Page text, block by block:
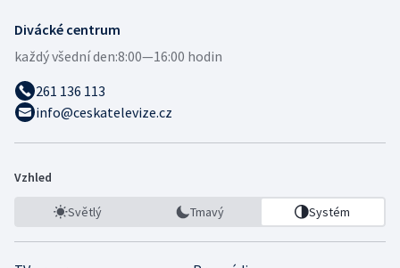
Divácké centrum
každý všední den:8:00—16:00 hodin
261 136 113
info@ceskatelevize.cz
Vzhled
Světlý Tmavý Systém